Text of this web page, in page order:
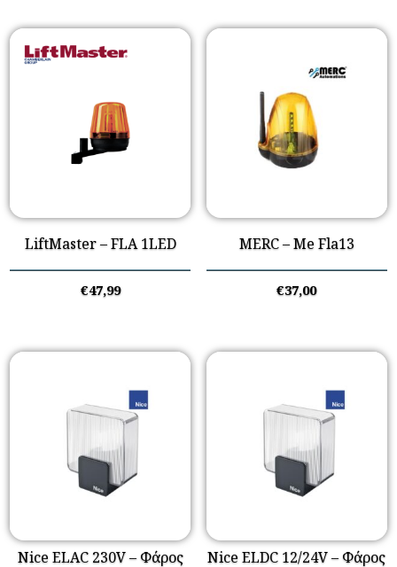
LiftMaster – FLA 1LED
€47,99
MERC – Me Fla13
€37,00
Nice ELAC 230V – Φάρος
Nice ELDC 12/24V – Φάρος